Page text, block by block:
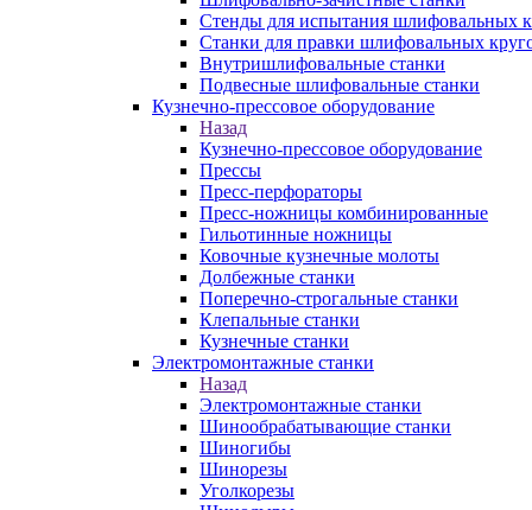
Стенды для испытания шлифовальных
Станки для правки шлифовальных
Внутришлифовальные станки
Подвесные шлифовальные станки
Кузнечно-прессовое оборудование
Назад
Кузнечно-прессовое оборудование
Прессы
Пресс-перфораторы
Пресс-ножницы комбинированные
Гильотинные ножницы
Ковочные кузнечные молоты
Долбежные станки
Поперечно-строгальные станки
Клепальные станки
Кузнечные станки
Электромонтажные станки
Назад
Электромонтажные станки
Шинообрабатывающие станки
Шиногибы
Шинорезы
Уголкорезы